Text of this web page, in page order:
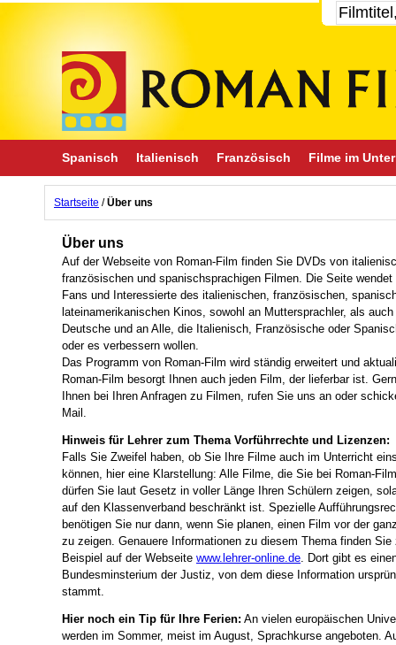
Spanisch Italienisch Französisch Filme im
Startseite /Über uns
Über uns
Auf der Webseite von Roman-Film finden Sie DVDs von
französischen und spanischsprachigen Filmen. Die Seite wendet
Fans und Interessierte des italienischen, französischen,
lateinamerikanischen Kinos, sowohl an Muttersprachler, als auch
Deutsche und an Alle, die Italienisch, Französische oder
oder es verbessern wollen.
Das Programm von Roman-Film wird ständig erweitert und
Roman-Film besorgt Ihnen auch jeden Film, der lieferbar ist.
Ihnen bei Ihren Anfragen zu Filmen, rufen Sie uns an oder
Mail.
Hinweis für Lehrer zum Thema Vorführrechte und Lizenzen:
Falls Sie Zweifel haben, ob Sie Ihre Filme auch im Unterricht
können, hier eine Klarstellung: Alle Filme, die Sie bei Roman-
dürfen Sie laut Gesetz in voller Länge Ihren Schülern zeigen,
auf den Klassenverband beschränkt ist. Spezielle
benötigen Sie nur dann, wenn Sie planen, einen Film vor der
zu zeigen. Genauere Informationen zu diesem Thema finden Sie
Beispiel auf der Webseite www.lehrer-online.de. Dort gibt es
Bundesminsterium der Justiz, von dem diese Information
stammt.
Hier noch ein Tip für Ihre Ferien: An vielen europäischen
werden im Sommer, meist im August, Sprachkurse angeboten.